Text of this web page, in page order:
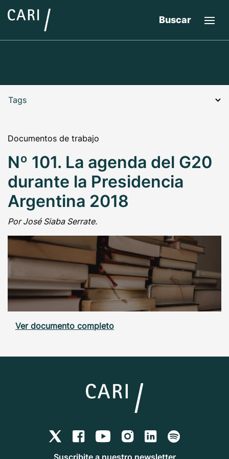
Buscar
Documentos de trabajo
Nº 101. La agenda del G20
durante la Presidencia
Argentina 2018
Por José Siaba Serrate.
Ver documento completo
Tags
Suscribite a nuestro newsletter